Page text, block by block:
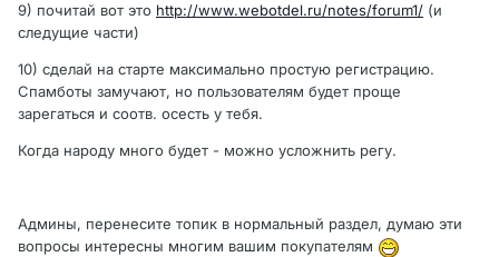
9) почитай вот это http://www.webotdel.ru/notes/forum1/ (и
следущие части)
10) сделай на старте максимально простую регистрацию.
Спамботы замучают, но пользователям будет проще
зарегаться и соотв. осесть у тебя.
Когда народу много будет - можно усложнить регу.
Админы, перенесите топик в нормальный раздел, думаю эти
вопросы интересны многим вашим покупателям